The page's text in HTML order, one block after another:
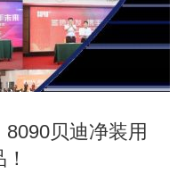
贝迪净装用